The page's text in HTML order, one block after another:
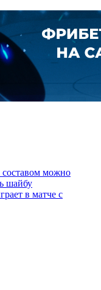
можно
шайбу
в матче с